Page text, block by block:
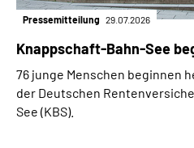
Pressemitteilung 29.07.2026
Knappschaft-Bahn-See
76 junge Menschen beginnen
der Deutschen
See (KBS).